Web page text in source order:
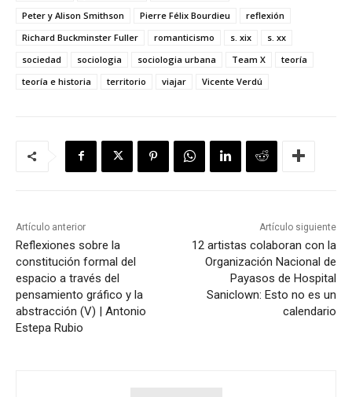
Peter y Alison Smithson
Pierre Félix Bourdieu
reflexión
Richard Buckminster Fuller
romanticismo s. xix
s. xx
sociedad
sociologia sociologia urbana Team X
teoría
teoría e historia
territorio viajar Vicente Verdú
Artículo anterior
Reflexiones sobre la
constitución formal del
espacio a través del
pensamiento gráfico y la
abstracción (V) | Antonio
Estepa Rubio
Artículo siguiente
12 artistas colaboran con la
Organización Nacional de
Payasos de Hospital
Saniclown: Esto no es un
calendario